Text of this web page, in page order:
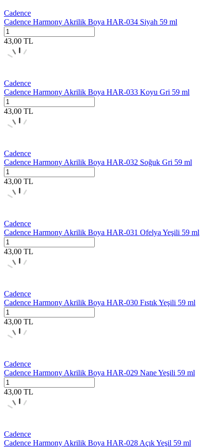
Cadence
Cadence Harmony Akrilik Boya HAR-034 Siyah 59 ml
43,00 TL
Cadence
Cadence Harmony Akrilik Boya HAR-033 Koyu Gri 59 ml
43,00 TL
Cadence
Cadence Harmony Akrilik Boya HAR-032 Soğuk Gri 59 ml
43,00 TL
Cadence
Cadence Harmony Akrilik Boya HAR-031 Ofelya Yeşili 59 ml
43,00 TL
Cadence
Cadence Harmony Akrilik Boya HAR-030 Fıstık Yeşili 59 ml
43,00 TL
Cadence
Cadence Harmony Akrilik Boya HAR-029 Nane Yeşili 59 ml
43,00 TL
Cadence
Cadence Harmony Akrilik Boya HAR-028 Açık Yeşil 59 ml